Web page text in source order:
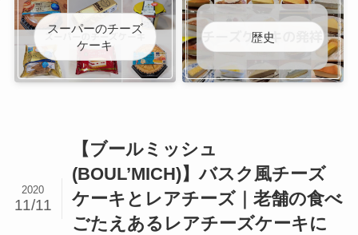
スーパーのチーズ
ケーキ
歴史
【ブールミッシュ
(BOUL’MICH)】バスク風チーズ
ケーキとレアチーズ｜老舗の食べ
ごたえあるレアチーズケーキに
2020
11/11